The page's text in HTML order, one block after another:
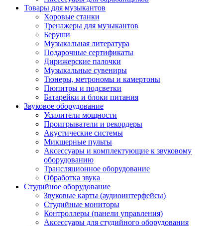
Товары для музыкантов
Хоровые станки
Тренажеры для музыкантов
Беруши
Музыкальная литература
Подарочные сертификаты
Дирижерские палочки
Музыкальные сувениры
Тюнеры, метрономы и камертоны
Пюпитры и подсветки
Батарейки и блоки питания
Звуковое оборудование
Усилители мощности
Проигрыватели и рекордеры
Акустические системы
Микшерные пульты
Аксессуары и комплектующие к звуковому
оборудованию
Трансляционное оборудование
Обработка звука
Студийное оборудование
Звуковые карты (аудиоинтерфейсы)
Студийные мониторы
Контроллеры (панели управления)
Аксессуары для студийного оборудования